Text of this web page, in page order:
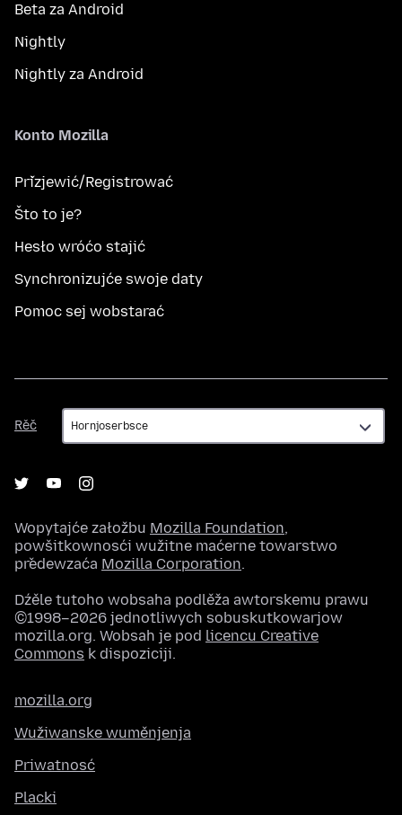
Beta za Android
Nightly
Nightly za Android
Konto Mozilla
Přizjewić/Registrować
Što to je?
Hesło wróćo stajić
Synchronizujće swoje daty
Pomoc sej wobstarać
Rěč
Rěč
Wopytajće załožbu Mozilla Foundation,
powšitkownosći wužitne maćerne towarstwo
předewzaća Mozilla Corporation.
Dźěle tutoho wobsaha podlěža awtorskemu prawu
©1998–2026 jednotliwych sobuskutkowarjow
mozilla.org. Wobsah je pod licencu Creative
Commons k dispoziciji.
mozilla.org
Wužiwanske wuměnjenja
Priwatnosć
Placki